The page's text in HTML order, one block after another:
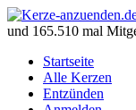
und 165.510 mal
Startseite
Alle Kerzen
Entzünden